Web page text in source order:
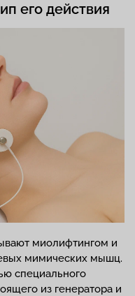
его действия
миолифтингом и
мимических мышц.
специального
из генератора и